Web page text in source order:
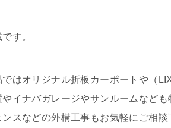
す。
ではオリジナル折板カーポートや（
やイナバガレージやサンルームなど
スなどの外構工事もお気軽にご相談